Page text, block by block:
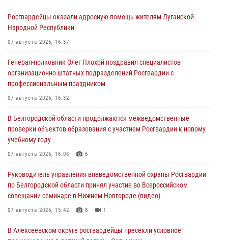
Росгвардейцы оказали адресную помощь жителям Луганской
Народной Республики
07 августа 2026, 16:37
Генерал-полковник Олег Плохой поздравил специалистов
организационно-штатных подразделений Росгвардии с
профессиональным праздником
07 августа 2026, 16:32
В Белгородской области продолжаются межведомственные
проверки объектов образования с участием Росгвардии к новому
учебному году
07 августа 2026, 16:08 6
Руководитель управления вневедомственной охраны Росгвардии
по Белгородской области принял участие во Всероссийском
совещании-семинаре в Нижнем Новгороде (видео)
07 августа 2026, 15:42 8 1
В Алексеевском округе росгвардейцы пресекли условное